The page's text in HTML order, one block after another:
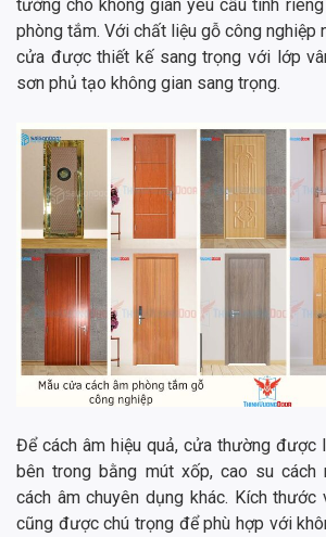
tưởng cho không gian yêu cầu tính
phòng tắm. Với chất liệu gỗ công nghiệp
cửa được thiết kế sang trọng với lớp
sơn phủ tạo không gian sang trọng.
Để cách âm hiệu quả, cửa thường được
bên trong bằng mút xốp, cao su cách
cách âm chuyên dụng khác. Kích
cũng được chú trọng để phù hợp với